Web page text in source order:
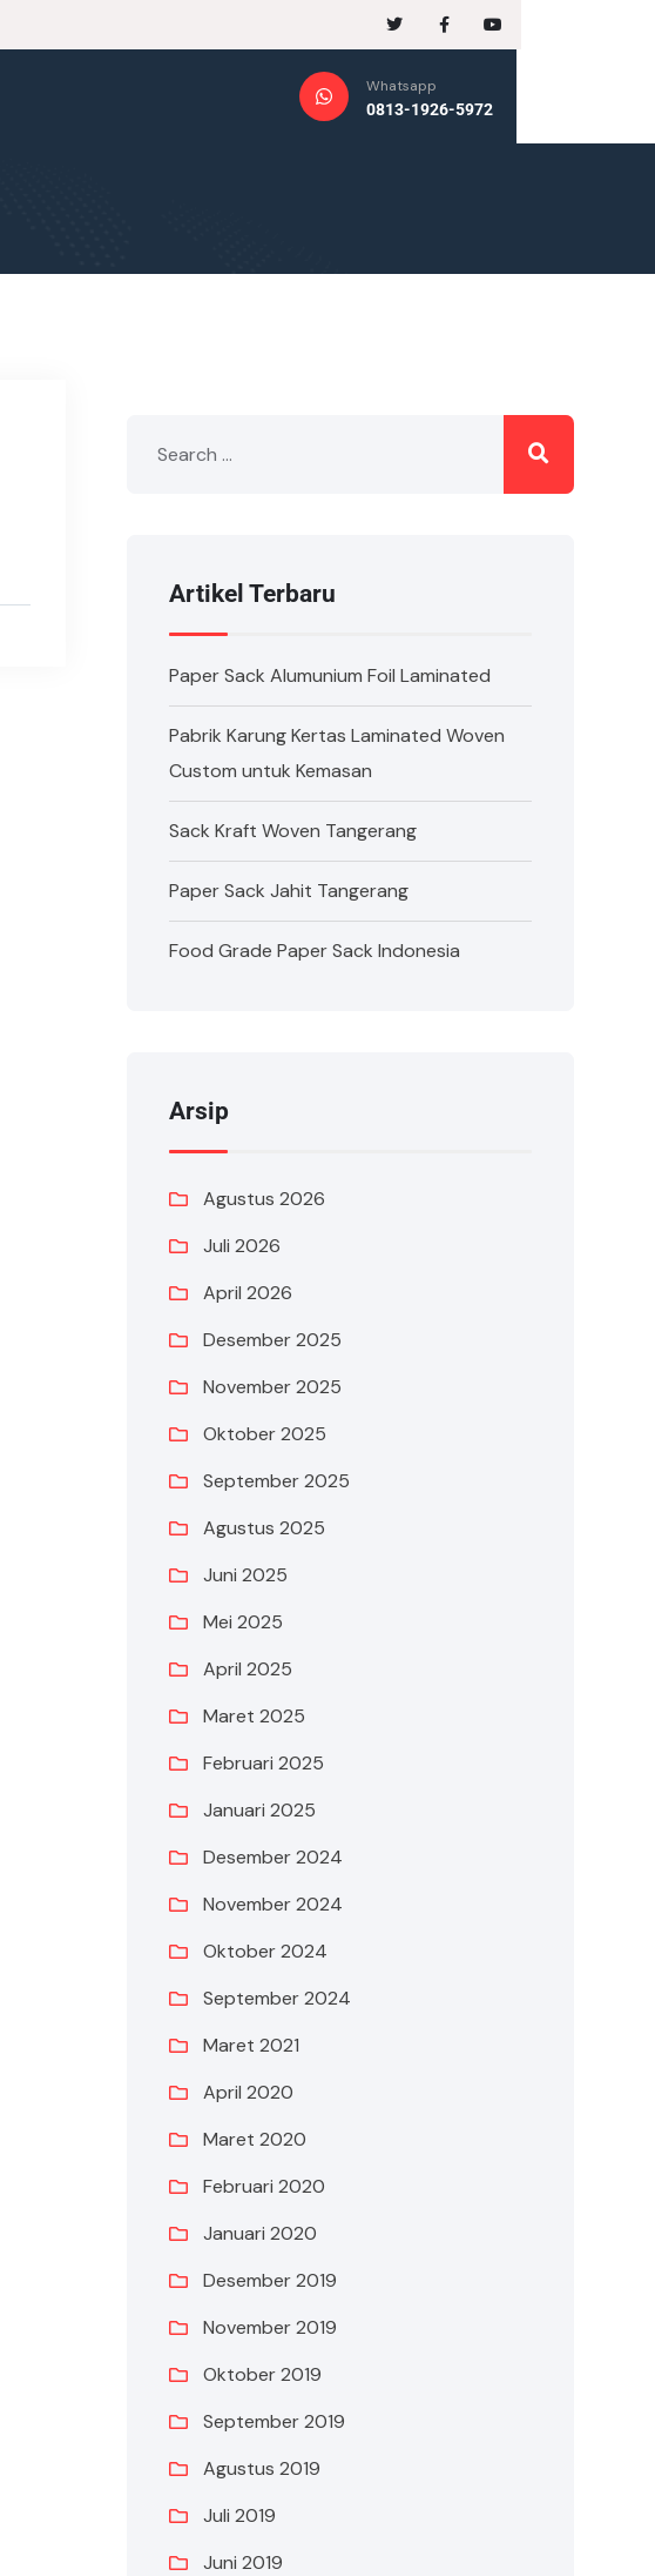
Whatsapp
0813-1926-5972
Artikel Terbaru
Paper Sack Alumunium Foil Laminated
Pabrik Karung Kertas Laminated Woven
Custom untuk Kemasan
Sack Kraft Woven Tangerang
Paper Sack Jahit Tangerang
Food Grade Paper Sack Indonesia
Arsip
Agustus 2026
Juli 2026
April 2026
Desember 2025
November 2025
Oktober 2025
September 2025
Agustus 2025
Juni 2025
Mei 2025
April 2025
Maret 2025
Februari 2025
Januari 2025
Desember 2024
November 2024
Oktober 2024
September 2024
Maret 2021
April 2020
Maret 2020
Februari 2020
Januari 2020
Desember 2019
November 2019
Oktober 2019
September 2019
Agustus 2019
Juli 2019
Juni 2019